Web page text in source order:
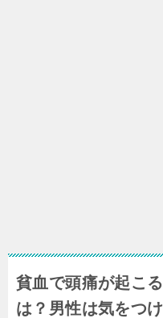
貧血で頭痛が起こ
は？男性は気をつけ